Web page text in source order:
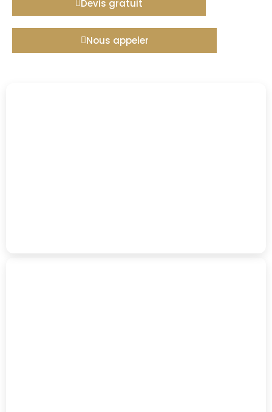
Devis gratuit
Nous appeler